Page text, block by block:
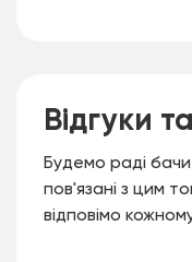
Відгуки
Будемо раді
пов'язані з цим
відповімо